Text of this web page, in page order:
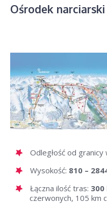
Ośrodek
Odległość od granicy
Wysokość: 810 –
Łączna ilość tras: 300
czerwonych, 105 km